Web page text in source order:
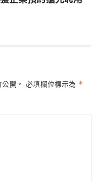
開。 必填欄位標示為 *